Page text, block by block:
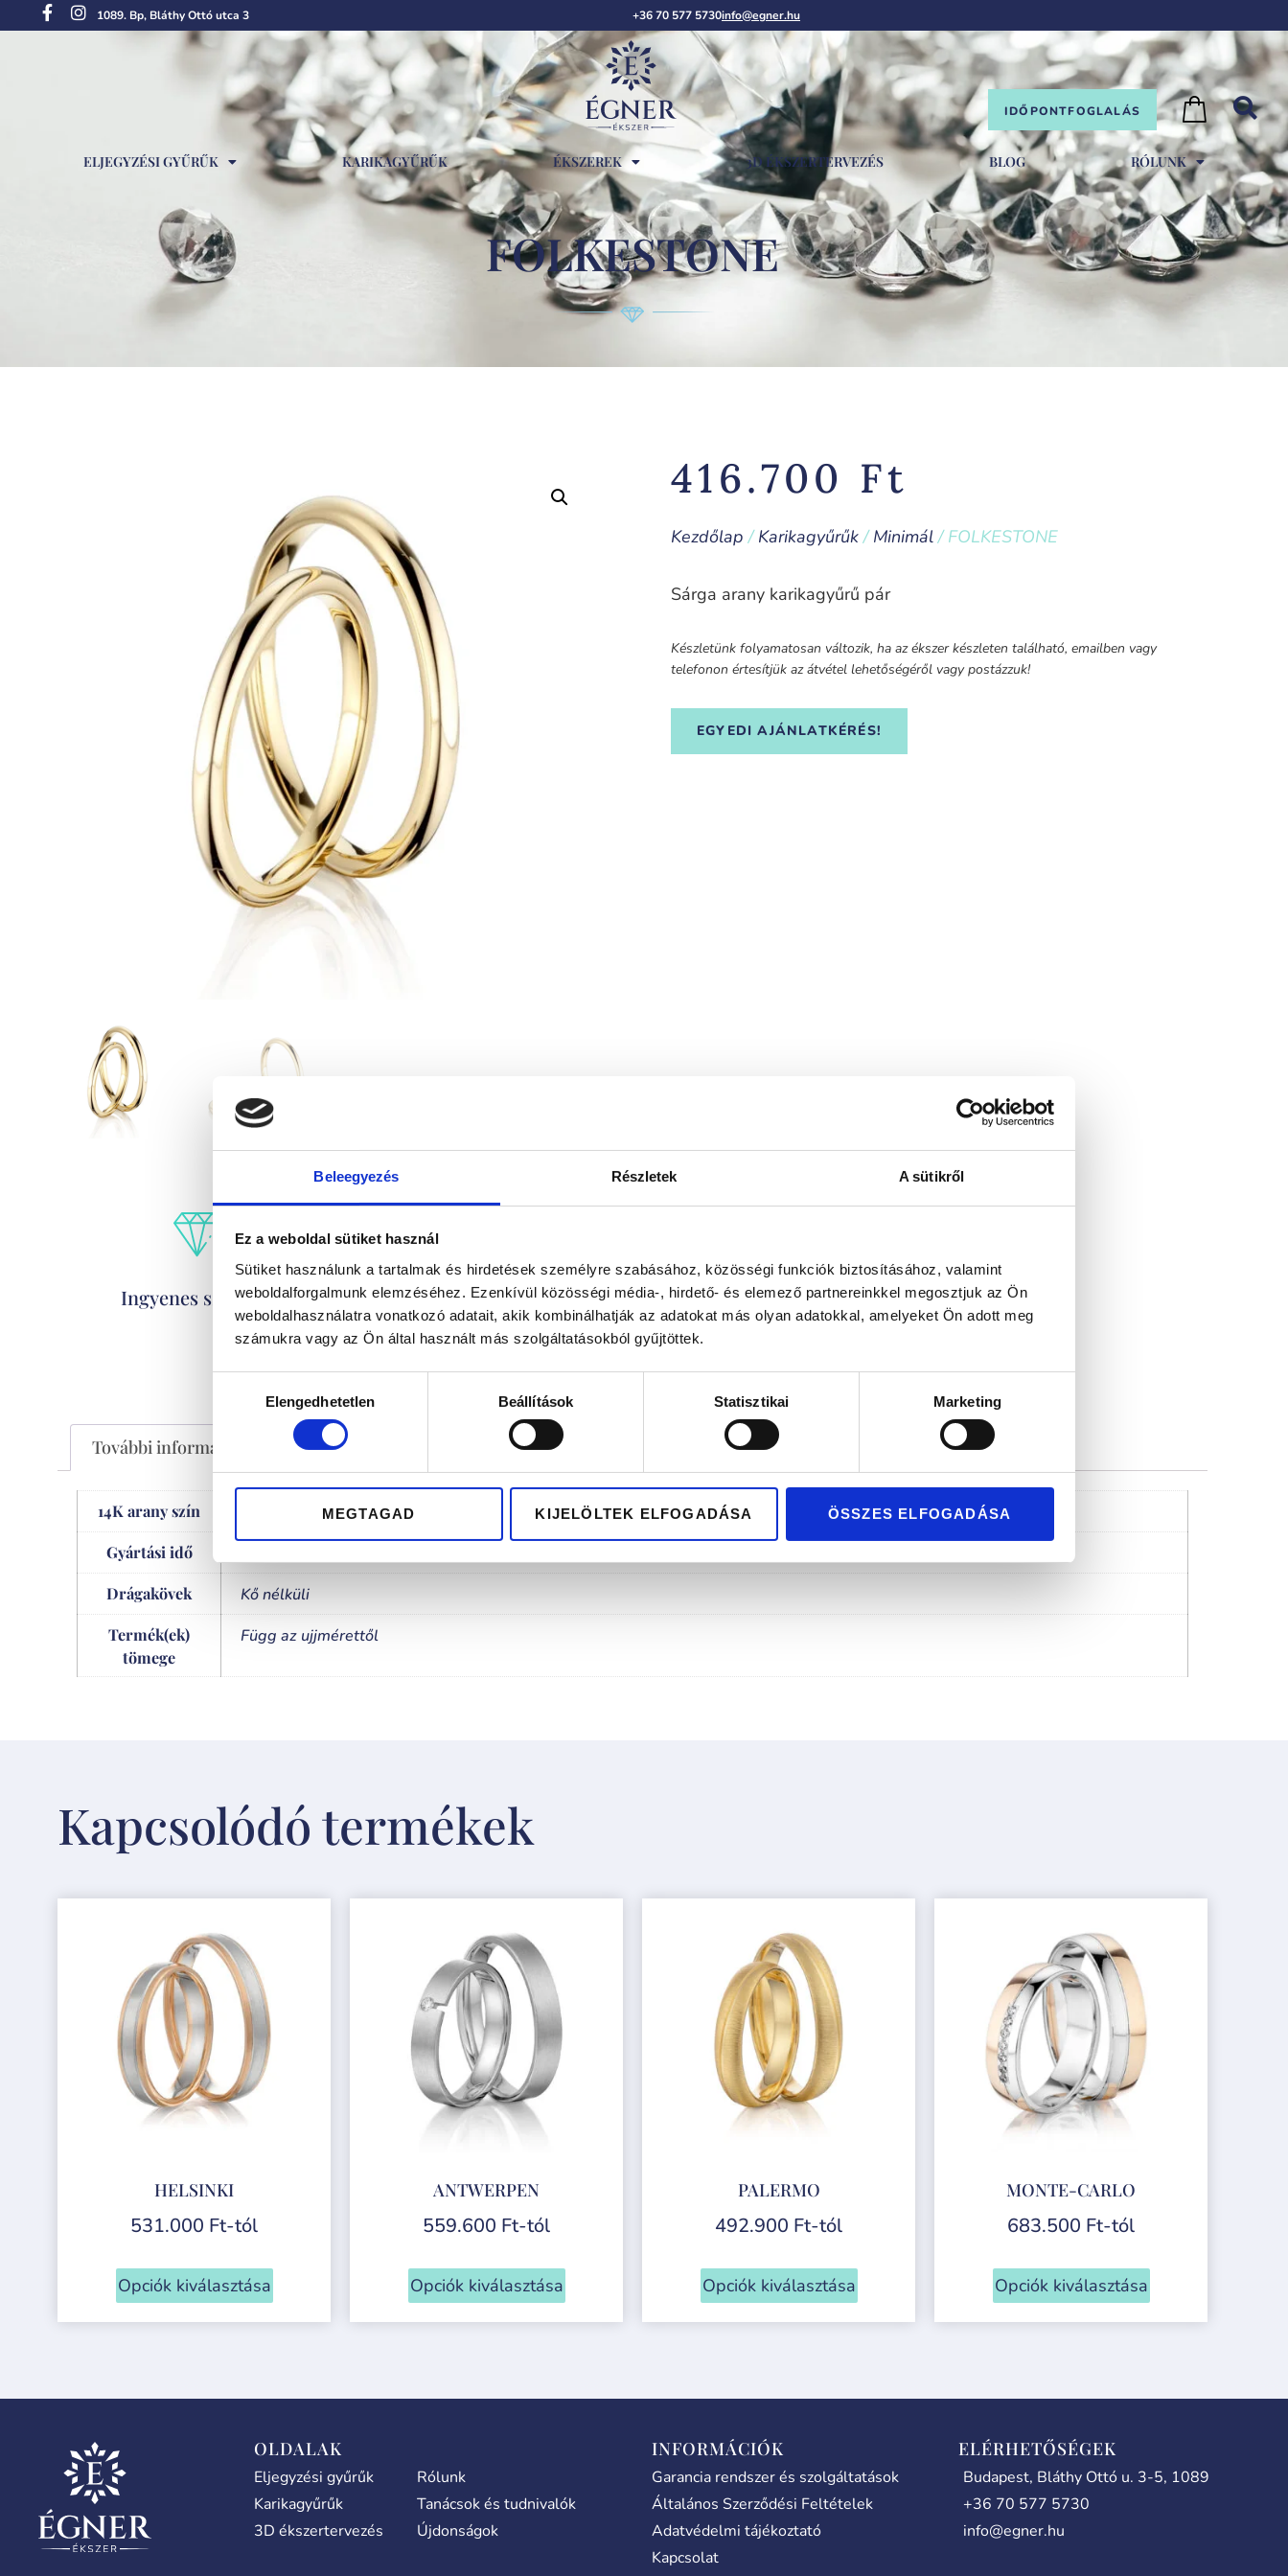
Beleegyezés Részletek A sütikről
Ez a weboldal sütiket használ
Sütiket használunk a tartalmak és hirdetések személyre szabásához, közösségi funkciók biztosításához, valamint
weboldalforgalmunk elemzéséhez. Ezenkívül közösségi média-, hirdető- és elemező partnereinkkel megosztjuk az Ön
weboldalhasználatra vonatkozó adatait, akik kombinálhatják az adatokat más olyan adatokkal, amelyeket Ön adott meg
számukra vagy az Ön által használt más szolgáltatásokból gyűjtöttek.
kiválasztásaElengedhetetlen Beállítások Statisztikai Marketing
MEGTAGAD KIJELÖLTEK ELFOGADÁSA ÖSSZES ELFOGADÁSA
1089. Bp, Bláthy Ottó utca 3 +36 70 577 5730info@egner.hu
IDŐPONTFOGLALÁS
ELJEGYZÉSI GYŰRŰK KARIKAGYŰRŰK ÉKSZEREK 3D ÉKSZERTERVEZÉS BLOG RÓLUNK
FOLKESTONE
416.700 Ft
Kezdőlap /Karikagyűrűk/Minimál/ FOLKESTONE
Sárga arany karikagyűrű pár
Készletünk folyamatosan változik, ha az ékszer készleten található, emailben vagy
telefonon értesítjük az átvétel lehetőségéről vagy postázzuk!
EGYEDI AJÁNLATKÉRÉS!
Ingyenes szállítás Kizárólag hazai tervezés és gyártás Kizárólag prémium minőség
További információk
14K arany szín
Gyártási idő
Drágakövek
Kő nélküli
Termék(ek)
tömege
Függ az ujjmérettől
Kapcsolódó termékek
HELSINKI
531.000 Ft-tól
Opciók kiválasztása
ANTWERPEN
559.600 Ft-tól
Opciók kiválasztása
PALERMO
492.900 Ft-tól
Opciók kiválasztása
MONTE-CARLO
683.500 Ft-tól
Opciók kiválasztása
OLDALAK
Eljegyzési gyűrűk
Karikagyűrűk
3D ékszertervezés
Rólunk
Tanácsok és tudnivalók
Újdonságok
INFORMÁCIÓK
Garancia rendszer és szolgáltatások
Általános Szerződési Feltételek
Adatvédelmi tájékoztató
Kapcsolat
ELÉRHETŐSÉGEK
Budapest, Bláthy Ottó u. 3-5, 1089
+36 70 577 5730
info@egner.hu